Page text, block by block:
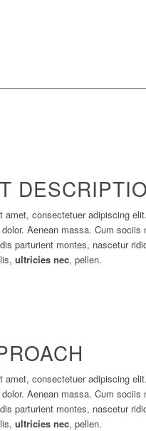
amet, consectetuer adipiscing
Aenean massa. Cum sociis
parturient montes, nascetur
ultricies nec, pellen.
amet, consectetuer adipiscing
Aenean massa. Cum sociis
parturient montes, nascetur
ultricies nec, pellen.